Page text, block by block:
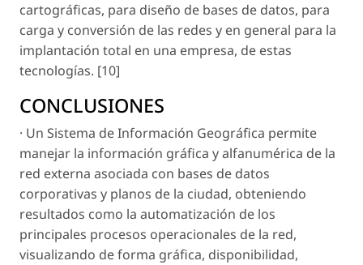
cartográficas, para diseño de bases de datos, para
carga y conversión de las redes y en general para la
implantación total en una empresa, de estas
tecnologías. [10]
CONCLUSIONES
· Un Sistema de Información Geográfica permite
manejar la información gráfica y alfanumérica de la
red externa asociada con bases de datos
corporativas y planos de la ciudad, obteniendo
resultados como la automatización de los
principales procesos operacionales de la red,
visualizando de forma gráfica, disponibilidad,